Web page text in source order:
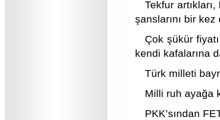
Tekfur
şanslarını bir
Çok şükür
kendi kafalarına
Türk milleti
Milli ruh ayağa
PKK’sından